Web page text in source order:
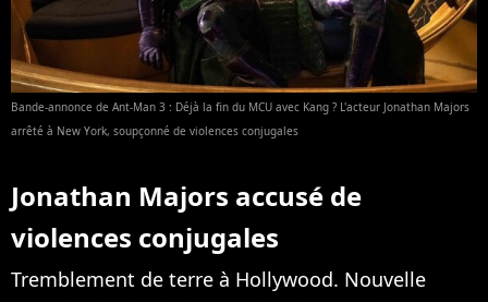
Bande-annonce de Ant-Man 3 : Déjà la fin du MCU avec Kang ? L'acteur Jonathan Majors
arrêté à New York, soupçonné de violences conjugales
Jonathan Majors accusé de
violences conjugales
Tremblement de terre à Hollywood. Nouvelle